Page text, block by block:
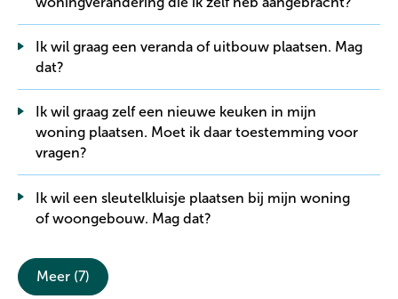
dat?
woning plaatsen. Moet ik daar toestemming voor
vragen?
of woongebouw. Mag dat?
Meer (7)